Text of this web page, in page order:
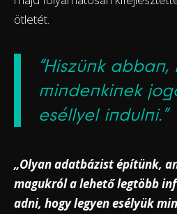
ötletét.
“Hiszünk abban,
mindenkinek
eséllyel indulni.”
„Olyan adatbázist építünk,
magukról a lehető legtöbb
adni, hogy legyen esélyük